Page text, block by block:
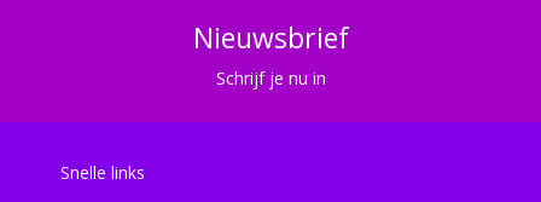
Nieuwsbrief
Schrijf je nu in
Snelle links